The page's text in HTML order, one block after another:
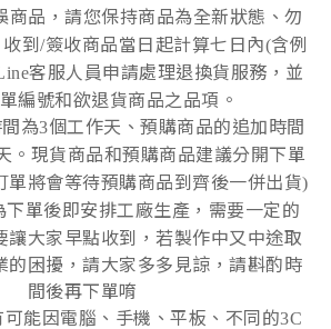
商品，請您保持商品為全新狀態、勿
到/簽收商品當日起計算七日內(含例
客服人員申請處理退換貨服務，並
編號和欲退貨商品之品項。
為3個工作天、預購商品的追加時間
。現貨商品和預購商品建議分開下單
單將會等待預購商品到齊後一併出貨)
下單後即安排工廠生產，需要一定的
讓大家早點收到，若製作中又中途取
的困擾，請大家多多見諒，請斟酌時
間後再下單唷
能因電腦、手機、平板、不同的3C